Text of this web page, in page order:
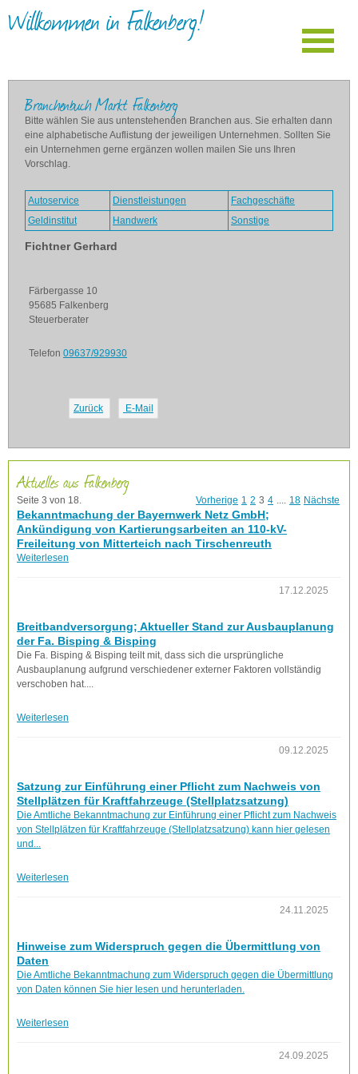
Willkommen in Falkenberg!
Branchenbuch Markt Falkenberg
Bitte wählen Sie aus untenstehenden Branchen aus. Sie erhalten dann
eine alphabetische Auflistung der jeweiligen Unternehmen. Sollten Sie
ein Unternehmen gerne ergänzen wollen mailen Sie uns Ihren
Vorschlag.
Autoservice Dienstleistungen
Fachgeschäfte
Geldinstitut
Handwerk Sonstige
Fichtner Gerhard
Färbergasse 10
95685 Falkenberg
Steuerberater
Telefon 09637/929930
Zurück E-Mail
Aktuelles aus Falkenberg
Seite 3 von 18. Vorherige 1 2 3 4 .... 18 Nächste
Bekanntmachung der Bayernwerk Netz GmbH;
Ankündigung von Kartierungsarbeiten an 110-kV-
Freileitung von Mitterteich nach Tirschenreuth
Weiterlesen
17.12.2025
Breitbandversorgung; Aktueller Stand zur Ausbauplanung
der Fa. Bisping & Bisping
Die Fa. Bisping & Bisping teilt mit, dass sich die ursprüngliche
Ausbauplanung aufgrund verschiedener externer Faktoren vollständig
verschoben hat....
Weiterlesen
09.12.2025
Satzung zur Einführung einer Pflicht zum Nachweis von
Stellplätzen für Kraftfahrzeuge (Stellplatzsatzung)
Die Amtliche Bekanntmachung zur Einführung einer Pflicht zum Nachweis
von Stellplätzen für Kraftfahrzeuge (Stellplatzsatzung) kann hier gelesen
und...
Weiterlesen
24.11.2025
Hinweise zum Widerspruch gegen die Übermittlung von
Daten
Die Amtliche Bekanntmachung zum Widerspruch gegen die Übermittlung
von Daten können Sie hier lesen und herunterladen.
Weiterlesen
24.09.2025